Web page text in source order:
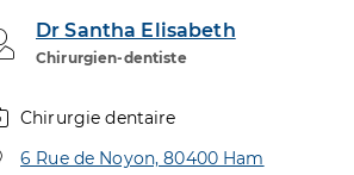
Dr Santha Elisabeth
Chirurgien-dentiste
Professionel de santé
Chirurgie dentaire
Adresse
6 Rue de Noyon, 80400 Ham